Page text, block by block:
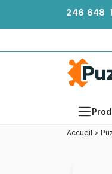
246 648
Accueil >